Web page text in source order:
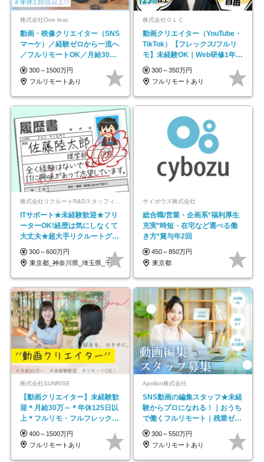
株式会社One feat.
動画・映像クリエイター（SNS
マーケ）／経験ゼロから一流へ
／フルリモートOK／月給30万
円～／年休130日以上
300～1500万円
フルリモートあり
株式会社ＯＬＣ
動画クリエイター（YouTube・
TikTok）【フレックス/フルリ
モ】未経験OK｜Web研修1年間
｜副業OK
300～350万円
フルリモートあり
株式会社リクルートR&Dスタッフィング【リクルートグループ】
ITサポート★未経験歓迎★フリ
ーターOK!経歴は気にしなくて
大丈夫★超大手リクルートグル
ープの正社員/sg
300～600万円
東京都_神奈川県_埼玉県_千葉県_大阪府…
サイボウズ株式会社
総合職/営業・企画系*福利厚生
充実*時短・在宅など選べる働
き方*賞与年2回
450～850万円
東京都
株式会社SUNRISE
【動画クリエイター】未経験歓
迎＊月給30万～＊年休125日以
上＊フルリモ・フルフレックス
◆10名の採用が決定◆
400～1500万円
フルリモートあり
Apollon株式会社
SNS動画の編集スタッフ★未経
験からプロになれる！｜おうち
で働くフルリモート｜残業ゼロ
で18時退勤◎
300～550万円
フルリモートあり